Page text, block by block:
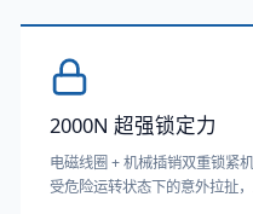
2000N 超强锁定力
电磁线圈 + 机械插销双重锁紧
受危险运转状态下的意外拉扯